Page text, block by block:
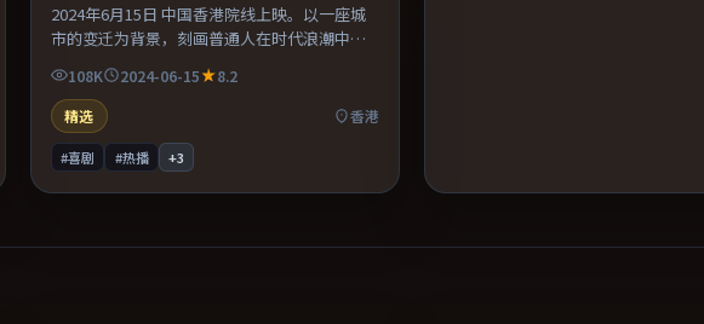
2024年6月15日 中国香港院线上映。以一座城
市的变迁为背景，刻画普通人在时代浪潮中的
抉择。主演之间的化学反应自然可信，对手戏
张力贯穿全片。适合喜欢现实主义题材的观
众，情绪后劲较足。
108K 2024-06-15
8.2
精选
香港
#喜剧 #热播 +3